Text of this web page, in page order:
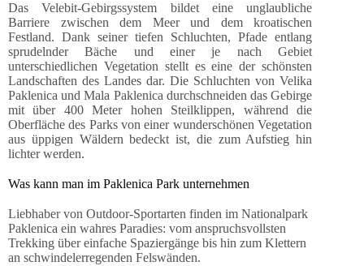
Das Velebit-Gebirgssystem bildet eine unglaubliche
Barriere zwischen dem Meer und dem kroatischen
Festland. Dank seiner tiefen Schluchten, Pfade entlang
sprudelnder Bäche und einer je nach Gebiet
unterschiedlichen Vegetation stellt es eine der schönsten
Landschaften des Landes dar. Die Schluchten von Velika
Paklenica und Mala Paklenica durchschneiden das Gebirge
mit über 400 Meter hohen Steilklippen, während die
Oberfläche des Parks von einer wunderschönen Vegetation
aus üppigen Wäldern bedeckt ist, die zum Aufstieg hin
lichter werden.
Was kann man im Paklenica Park unternehmen
Liebhaber von Outdoor-Sportarten finden im Nationalpark
Paklenica ein wahres Paradies: vom anspruchsvollsten
Trekking über einfache Spaziergänge bis hin zum Klettern
an schwindelerregenden Felswänden.